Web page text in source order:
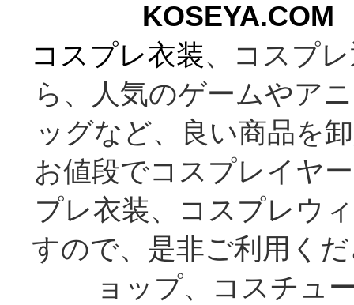
コスプレ衣装、コスプ
ら、人気のゲームやア
ッグなど、良い商品を
お値段でコスプレイヤ
プレ衣装、コスプレウ
すので、是非ご利用く
ョップ、コスチュ